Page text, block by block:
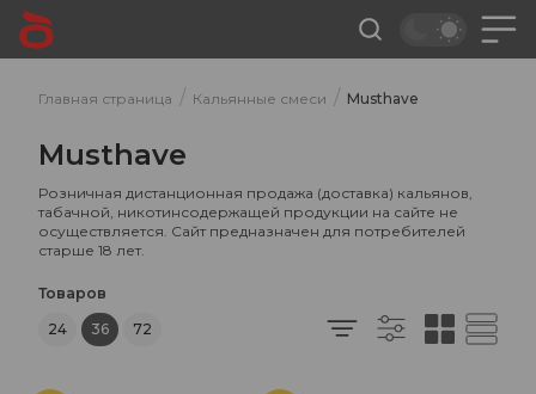
Главная страница / Кальянные смеси / Musthave
Musthave
Розничная дистанционная продажа (доставка) кальянов,
табачной, никотинсодержащей продукции на сайте не
осуществляется. Сайт предназначен для потребителей
старше 18 лет.
Товаров
24
36 72